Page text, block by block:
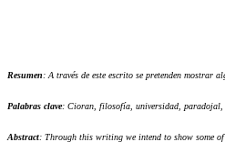
Resumen: A través de este escrito se pretenden mostrar
Palabras clave: Cioran, filosofía, universidad, paradojal,
Abstract: Through this writing we intend to show some